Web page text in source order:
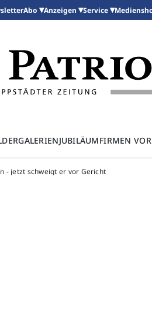
Abo Anzeigen Service
JUBILÄUMFIRMEN
- jetzt schweigt er vor Gericht